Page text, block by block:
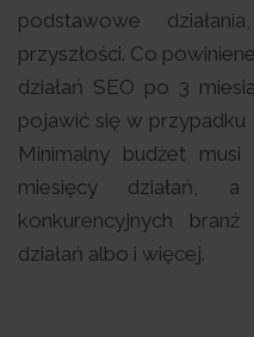
podstawowe
przyszłości. Co
działań SEO po 3
pojawić się w
Minimalny budżet
miesięcy działań,
konkurencyjnych
działań albo i więcej.